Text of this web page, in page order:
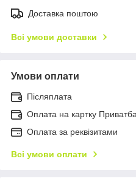
Доставка поштою
Всі умови доставки
Умови оплати
Післяплата
Оплата на картку
Оплата за реквізитами
Всі умови оплати